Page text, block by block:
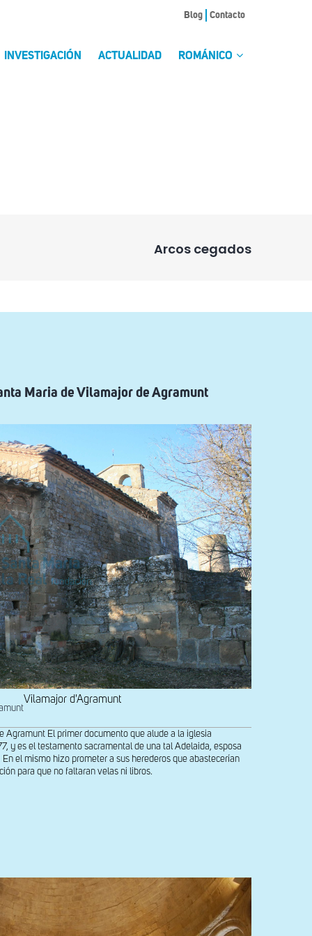
Blog Contacto
INVESTIGACIÓN ACTUALIDAD ROMÁNICO
Arcos cegados
Maria de Vilamajor de Agramunt
Vilamajor d'Agramunt
Agramunt El primer documento que alude a la iglesia
y es el testamento sacramental de una tal Adelaida, esposa
el mismo hizo prometer a sus herederos que abastecerían
para que no faltaran velas ni libros.